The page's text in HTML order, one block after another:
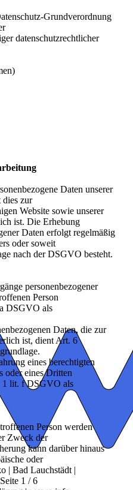
Grundverordnung
datenschutzrechtlicher
Daten unserer
dies zur
Website sowie unserer
ist. Die Erhebung
Daten erfolgt regelmäßig
oder soweit
nach der DSGVO besteht.
personenbezogener
Person
DSGVO als
Daten, die zur
ist, dient Art. 6
eines berechtigten
oder eines Dritten
1 lit. f DSGVO als
Person werden
Zweck der
kann darüber hinaus
oder
| Bad Lauchstädt |
1 / 6